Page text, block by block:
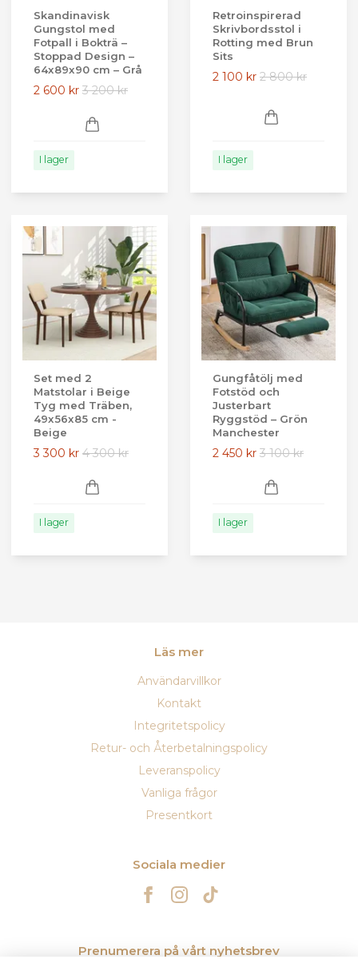
Skandinavisk
Gungstol med
Fotpall i Bokträ –
Stoppad Design –
64x89x90 cm – Grå
2 600 kr 3 200 kr
I lager
Retroinspirerad
Skrivbordsstol i
Rotting med Brun
Sits
2 100 kr 2 800 kr
I lager
Set med 2
Matstolar i Beige
Tyg med Träben,
49x56x85 cm -
Beige
3 300 kr 4 300 kr
I lager
Gungfåtölj med
Fotstöd och
Justerbart
Ryggstöd – Grön
Manchester
2 450 kr 3 100 kr
I lager
Läs mer
Användarvillkor
Kontakt
Integritetspolicy
Retur- och Återbetalningspolicy
Leveranspolicy
Vanliga frågor
Presentkort
Sociala medier
Prenumerera på vårt nyhetsbrev